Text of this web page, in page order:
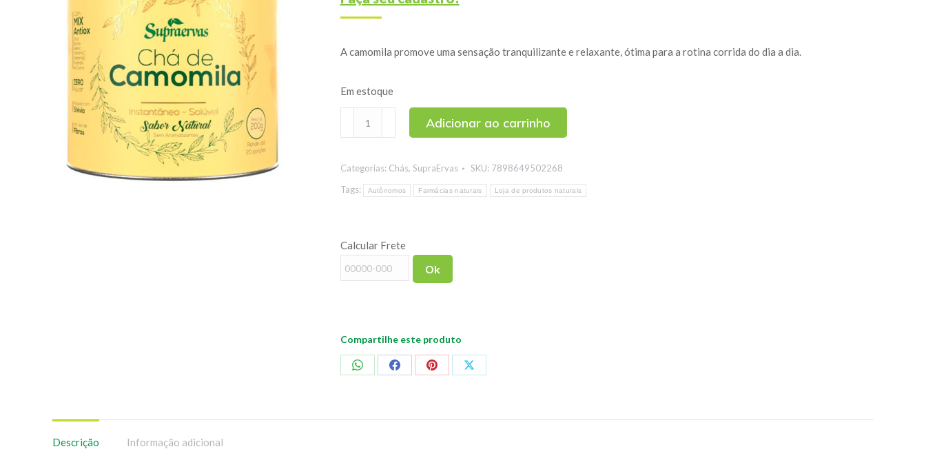
A camomila promove uma sensação tranquilizante e relaxante, ótima para a rotina corrida do dia a dia.
Em estoque
de
Solúvel
SupraErvas
Adicionar ao carrinho
Categorias: Chás, SupraErvas SKU: 7898649502268
Tags:
Autônomos Farmácias naturais Loja de produtos naturais
Calcular Frete
Ok
Compartilhe este produto
CompartilharCompartilharCompartilharCompartilhar
Descrição Informação adicional